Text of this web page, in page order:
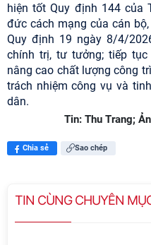
hiện tốt Quy định 144 của
đức cách mạng của cán
Quy định 19 ngày 8/4/
chính trị, tư tưởng; tiếp
nâng cao chất lượng công
trách nhiệm công vụ và
dân.
Tin: Thu Trang;
Chia sẻ Sao chép
TIN CÙNG CHUYÊN